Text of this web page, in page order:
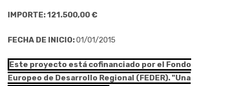
IMPORTE: 121.500,00 €
FECHA DE INICIO:01/01/2015
Este proyecto está cofinanciado por el Fondo
Europeo de Desarrollo Regional (FEDER). "Una